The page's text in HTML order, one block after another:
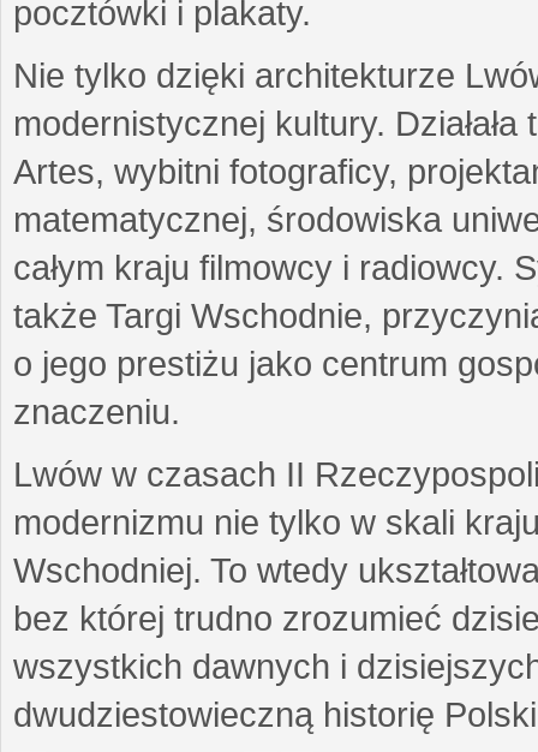
pocztówki i plakaty.
Nie tylko dzięki architekturze
modernistycznej kultury.
Artes, wybitni fotograficy,
matematycznej, środowiska
całym kraju filmowcy i radiowcy.
także Targi Wschodnie,
o jego prestiżu jako centrum
znaczeniu.
Lwów w czasach II
modernizmu nie tylko w skali
Wschodniej. To wtedy
bez której trudno zrozumieć
wszystkich dawnych i
dwudziestowieczną historię